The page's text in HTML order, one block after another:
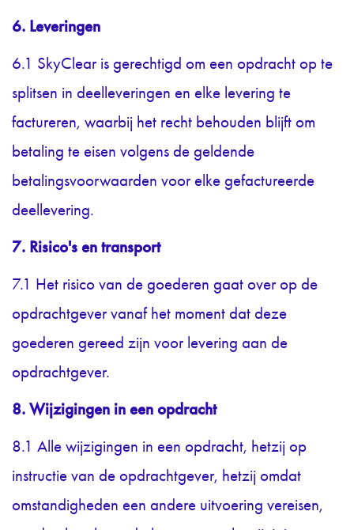
6. Leveringen
6.1 SkyClear is gerechtigd om een opdracht op te
splitsen in deelleveringen en elke levering te
factureren, waarbij het recht behouden blijft om
betaling te eisen volgens de geldende
betalingsvoorwaarden voor elke gefactureerde
deellevering.
7. Risico's en transport
7.1 Het risico van de goederen gaat over op de
opdrachtgever vanaf het moment dat deze
goederen gereed zijn voor levering aan de
opdrachtgever.
8. Wijzigingen in een opdracht
8.1 Alle wijzigingen in een opdracht, hetzij op
instructie van de opdrachtgever, hetzij omdat
omstandigheden een andere uitvoering vereisen,